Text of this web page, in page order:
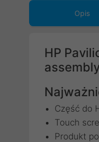
Opis
HP
Część do
Touch
Produkt